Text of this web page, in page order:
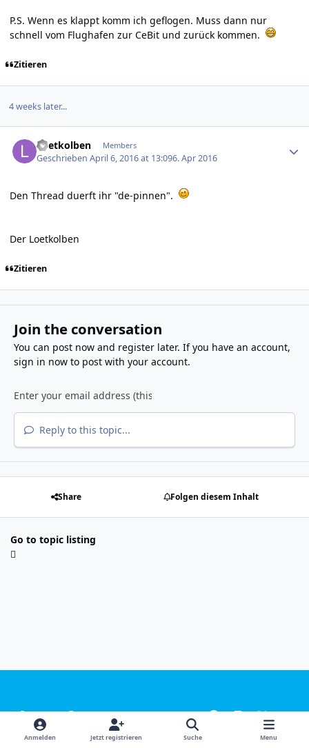
P.S. Wenn es klappt komm ich geflogen. Muss dann nur
schnell vom Flughafen zur CeBit und zurück kommen.
Zitieren
4 weeks later...
Loetkolben Members
GeschriebenApril 6, 2016 at 13:096. Apr 2016
Den Thread duerft ihr "de-pinnen".
Der Loetkolben
Zitieren
Join the conversation
You can post now and register later. If you have an account,
sign in nowto post with your account.
Reply to this topic...
Share Folgen diesem Inhalt
Go to topic listing
Light ModeDark ModeSystem Preference
f
i
x
y
o
Sprachen Design Datenschutzerklärung Kontakt
Anmelden Jetzt registrieren Suche Menu